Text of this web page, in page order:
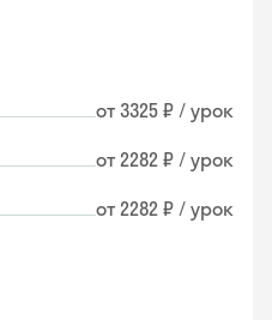
от 3325 ₽ / урок
от 2282 ₽ / урок
от 2282 ₽ / урок